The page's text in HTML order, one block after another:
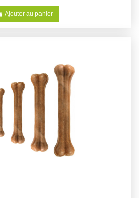
Ajouter au panier